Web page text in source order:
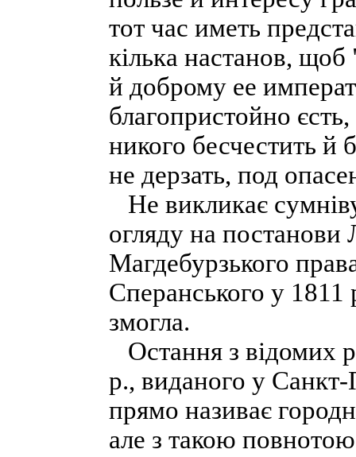
тот час иметь
кілька настанов,
й доброму ее
благопристойно
никого бесчестить й
не дерзать, под
Не викликає
огляду на постанови
Магдебурзького
Сперанського у 1811
змогла.
Остання з відомих
р., виданого у
прямо називає
але з такою